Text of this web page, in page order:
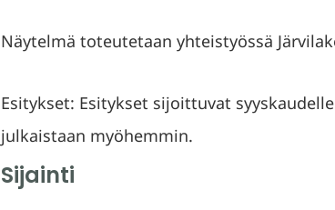
Näytelmä toteutetaan yhteistyössä
Esitykset: Esitykset sijoittuvat
julkaistaan myöhemmin.
Sijainti